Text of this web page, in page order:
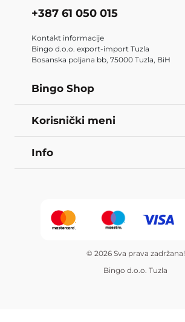
+387 61 050 015
Kontakt informacije
Bingo d.o.o. export-import Tuzla
Bosanska poljana bb, 75000 Tuzla, BiH
Bingo Shop
Korisnički meni
Info
© 2026 Sva prava zadržana!
Bingo d.o.o. Tuzla